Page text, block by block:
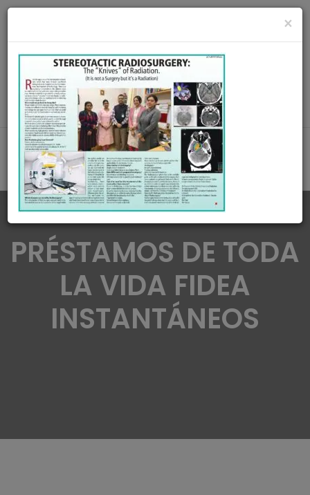
Call Us : 8420345509 / 9432922741
MAKE APPOINMENT
PRÉSTAMOS DE TODA
LA VIDA FIDEA
INSTANTÁNEOS
×